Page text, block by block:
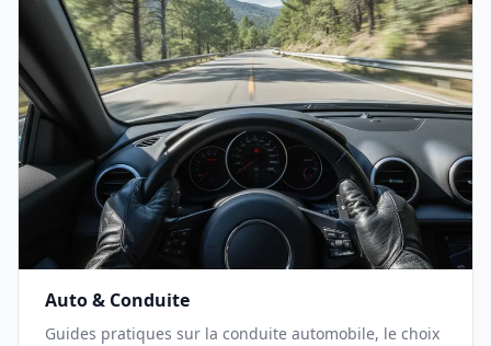
Auto & Conduite
Guides pratiques sur la conduite automobile, le choix